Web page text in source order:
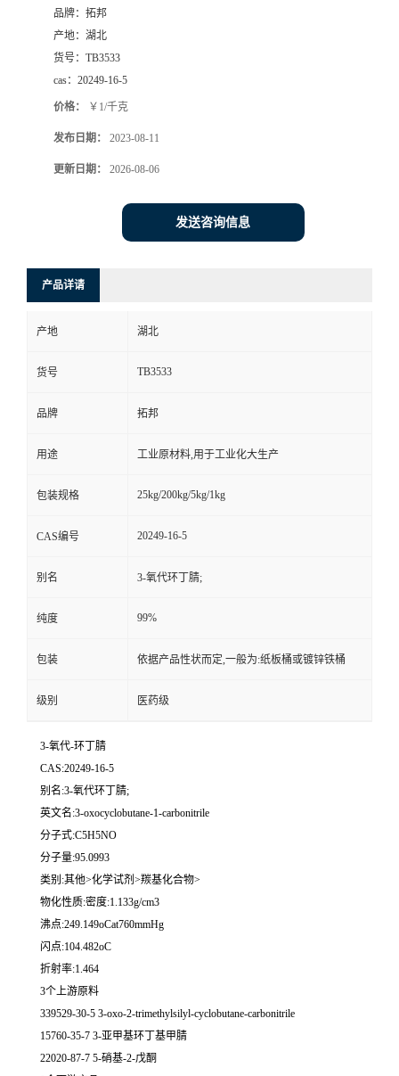
品牌： 拓邦
产地： 湖北
货号： TB3533
cas： 20249-16-5
价格： ￥1/千克
发布日期： 2023-08-11
更新日期： 2026-08-06
发送咨询信息
产品详请
产地 湖北
货号 TB3533
品牌 拓邦
用途 工业原材料,用于工业化大生产
包装规格 25kg/200kg/5kg/1kg
CAS编号 20249-16-5
别名 3-氧代环丁腈;
纯度 99%
包装 依据产品性状而定,一般为:纸板桶或镀锌铁桶
级别 医药级
3-氧代-环丁腈
CAS:20249-16-5
别名:3-氧代环丁腈;
英文名:3-oxocyclobutane-1-carbonitrile
分子式:C5H5NO
分子量:95.0993
类别:其他>化学试剂>羰基化合物>
物化性质:密度:1.133g/cm3
沸点:249.149oCat760mmHg
闪点:104.482oC
折射率:1.464
3个上游原料
339529-30-5 3-oxo-2-trimethylsilyl-cyclobutane-carbonitrile
15760-35-7 3-亚甲基环丁基甲腈
22020-87-7 5-硝基-2-戊酮